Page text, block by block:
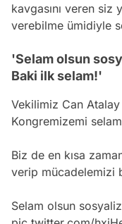
kavgasını veren siz
verebilme ümidiyle
'Selam olsun
Baki ilk selam!'
Vekilimiz Can
Kongremizemi
Biz de en kısa
verip mücadelemizi
Selam olsun